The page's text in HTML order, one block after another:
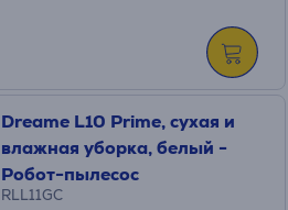
Dreame L10 Prime, сухая и
влажная уборка, белый -
Робот-пылесос
RLL11GC